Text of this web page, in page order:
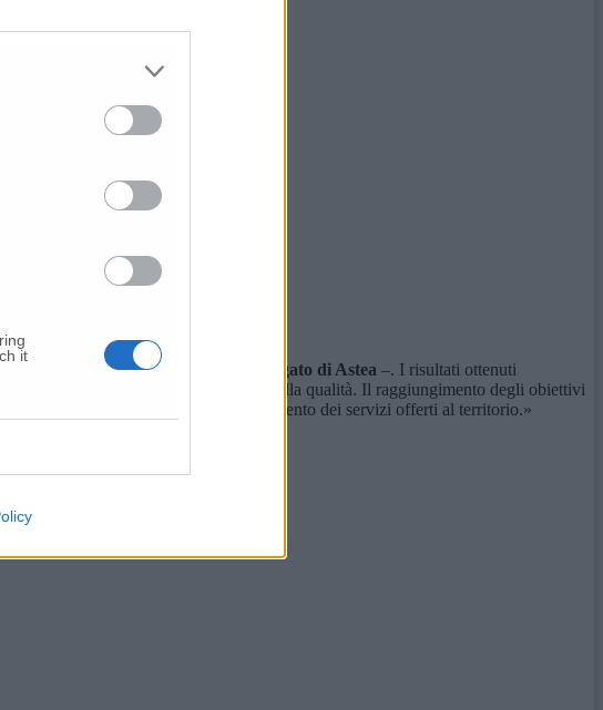
it
Pugnaloni,amministratore elegato di Astea –. I risultati ottenuti
improntata all’efficienza e alla qualità. Il raggiungimento degli obiettivi
nell’innovazione e nel miglioramento dei servizi offerti al territorio.»